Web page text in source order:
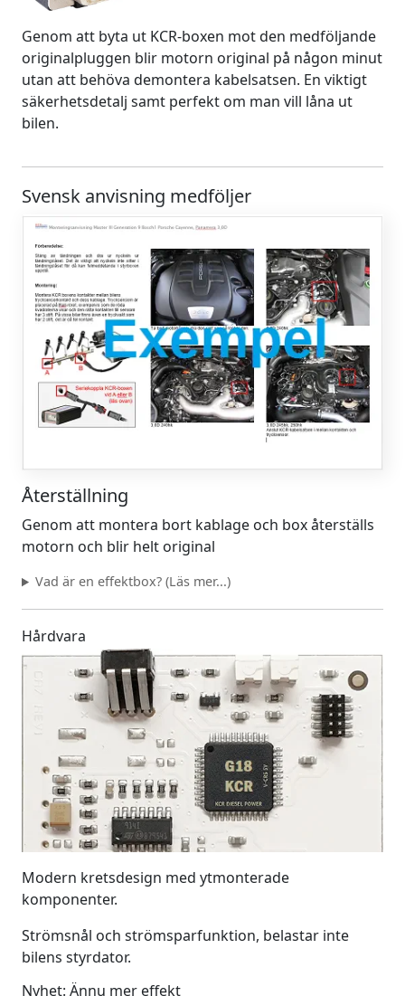
Genom att byta ut KCR-boxen mot den medföljande
originalpluggen blir motorn original på någon minut
utan att behöva demontera kabelsatsen. En viktigt
säkerhetsdetalj samt perfekt om man vill låna ut
bilen.
Svensk anvisning medföljer
Återställning
Genom att montera bort kablage och box återställs
motorn och blir helt original
Vad är en effektbox? (Läs mer...)
Hårdvara
Modern kretsdesign med ytmonterade
komponenter.
Strömsnål och strömsparfunktion, belastar inte
bilens styrdator.
Nyhet: Ännu mer effekt